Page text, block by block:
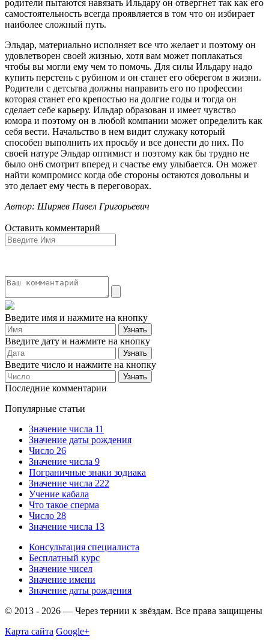
родители пытаются навязать Ильдару он отвергнет так как его
самостоятельность всегда проявляется в том что он избирает
наиболее сложный путь.
Эльдар, материально исполняет все что желает и поэтому он
удовлетворен своей жизнью, хотя вам может поплакаться
чтобы вы могли ему чем то помочь. Для силы Ильдару надо
купить перстень с рубином и он станет его оберегом в жизни.
Родители с детсьтва должны направить его по профессии
которая станет его крепостью на долгие годы и тогда он
сделает себе карьеру. Ильдар образован и имеет чувство
юмора и поэтому он в любой компании может определить как
себя вести. Начальство в нем видит служаку который
способен выполнить их просьбу и все донести до них. По
своей натуре Эльдар оптимист и поэтому как бы трудно не
было он6 смотрит вперед и счастье ему улыбается. Он может
найти компромисс когда обе стороны остаются довольны и
это делает ему честь в переговорах.
Автор: Ширяев Павел Григорьевич
Оставить комментарий
Введите имя и нажмите на кнопку
Введите дату и нажмите на кнопку
Введите число и нажмите на кнопку
Последние комментарии
Популярные статьи
Значение числа 11
Значение даты рождения
Число 26
Значение числа 9
Пограничные знаки зодиака
Значение числа 222
Учение кабала
Что такое сперма
Число 28
Значение числа 13
Консультация специалиста
Бесплатный курс
Значение чисел
Значение имени
Значение даты рождения
© 2013 - 2026 — Через тернии к звёздам. Все права защищены
Карта сайта Google+